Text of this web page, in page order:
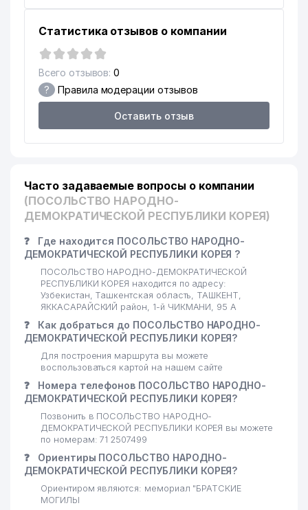
Статистика отзывов о компании
Всего отзывов: 0
? Правила модерации отзывов
Оставить отзыв
Часто задаваемые вопросы о компании
(ПОСОЛЬСТВО НАРОДНО-
ДЕМОКРАТИЧЕСКОЙ РЕСПУБЛИКИ КОРЕЯ)
❓
Где находится ПОСОЛЬСТВО НАРОДНО-
ДЕМОКРАТИЧЕСКОЙ РЕСПУБЛИКИ КОРЕЯ ?
ПОСОЛЬСТВО НАРОДНО-ДЕМОКРАТИЧЕСКОЙ
РЕСПУБЛИКИ КОРЕЯ находится по адресу:
Узбекистан, Ташкентская область, ТАШКЕНТ,
ЯККАСАРАЙСКИЙ район, 1-й ЧИКМАНИ, 95 А
❓
Как добраться до ПОСОЛЬСТВО НАРОДНО-
ДЕМОКРАТИЧЕСКОЙ РЕСПУБЛИКИ КОРЕЯ?
Для построения маршрута вы можете
воспользоваться картой на нашем сайте
❓
Номера телефонов ПОСОЛЬСТВО НАРОДНО-
ДЕМОКРАТИЧЕСКОЙ РЕСПУБЛИКИ КОРЕЯ?
Позвонить в ПОСОЛЬСТВО НАРОДНО-
ДЕМОКРАТИЧЕСКОЙ РЕСПУБЛИКИ КОРЕЯ вы можете
по номерам: 71 2507499
❓
Ориентиры ПОСОЛЬСТВО НАРОДНО-
ДЕМОКРАТИЧЕСКОЙ РЕСПУБЛИКИ КОРЕЯ?
Ориентиром являются: мемориал "БРАТСКИЕ
МОГИЛЫ